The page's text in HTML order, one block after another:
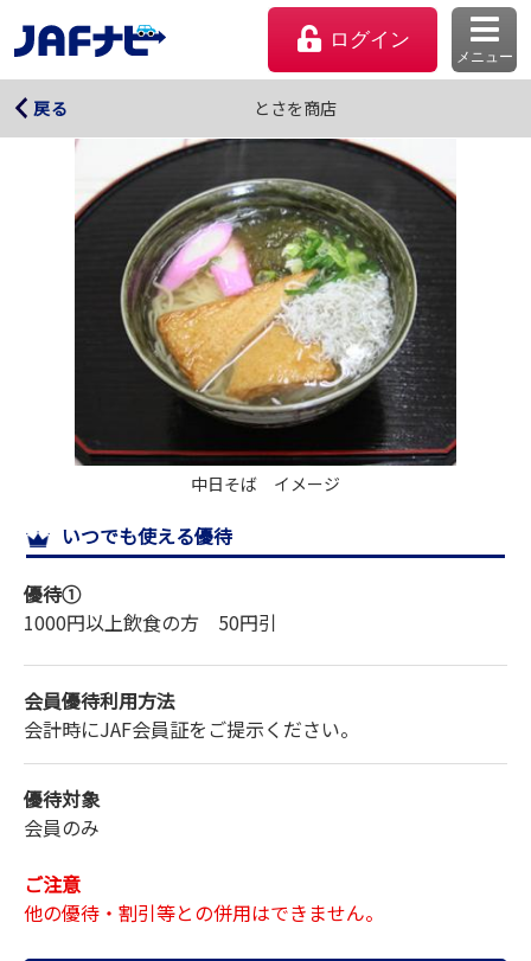
ログイン
メニュー
会員優待のご利用方法
サイトマップ
戻る とさを商店
とさを商店
中日そば　イメージ
いつでも使える優待
優待①
1000円以上飲食の方 50円引
会員優待利用方法
会計時にJAF会員証をご提示ください。
優待対象
会員のみ
ご注意
他の優待・割引等との併用はできません。